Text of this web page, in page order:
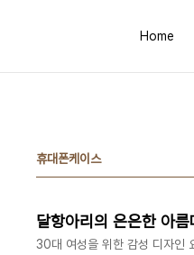
Home
휴대폰케이스
달항아리의 은은한 아
30대 여성을 위한 감성 디자인